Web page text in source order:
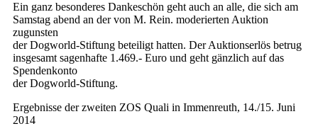
Ein ganz besonderes Dankeschön geht auch an alle, die sich am
Samstag abend an der von M. Rein. moderierten Auktion
zugunsten
der Dogworld-Stiftung beteiligt hatten. Der Auktionserlös betrug
insgesamt sagenhafte 1.469.- Euro und geht gänzlich auf das
Spendenkonto
der Dogworld-Stiftung.
Ergebnisse der zweiten ZOS Quali in Immenreuth, 14./15. Juni
2014